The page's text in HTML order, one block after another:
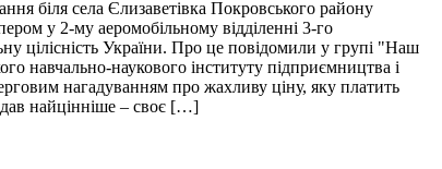
біля села Єлизаветівка Покровського району
у 2-му аеромобільному відділенні 3-го
цілісність України. Про це повідомили у групі "Наш
навчально-наукового інституту підприємництва і
нагадуванням про жахливу ціну, яку платить
найцінніше – своє […]